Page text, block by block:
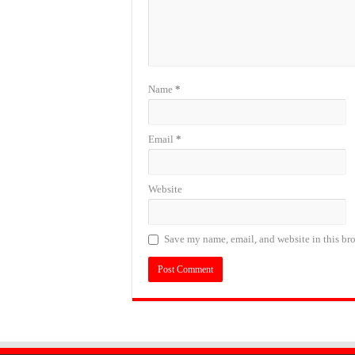
Name *
Email *
Website
Save my name, email, and website in this